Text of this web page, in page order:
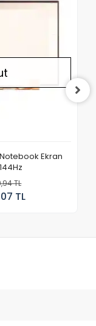
Ekran
TL
TL